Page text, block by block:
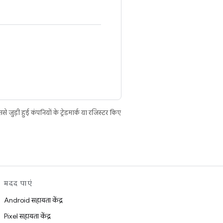
हुई कंपनियों के ट्रेडमार्क या रजिस्टर किए
मदद पाएं
Android सहायता केंद्र
Pixel सहायता केंद्र